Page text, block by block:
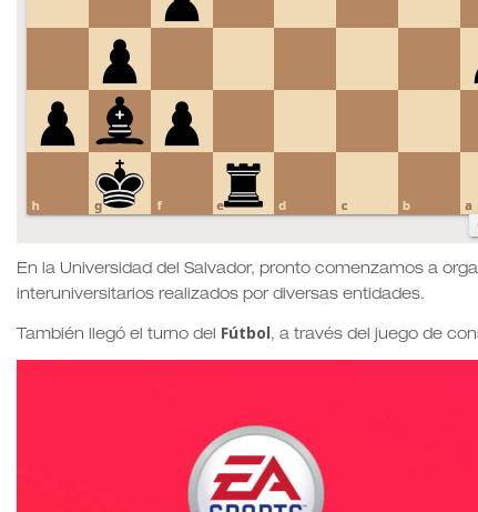
En la Universidad del Salvador, pronto comenzamos a
interuniversitarios realizados por diversas entidades.
También llegó el turno del Fútbol, a través del juego de